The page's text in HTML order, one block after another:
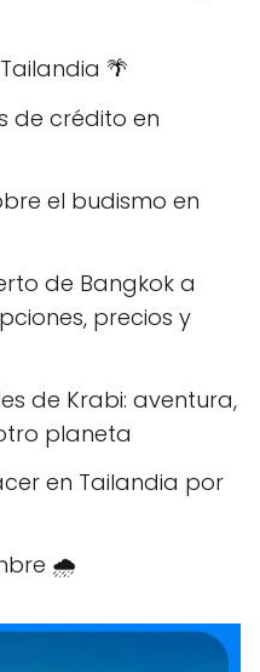
🌴
de crédito en
el budismo en
de Bangkok a
precios y
de Krabi: aventura,
planeta
en Tailandia por
🌧️